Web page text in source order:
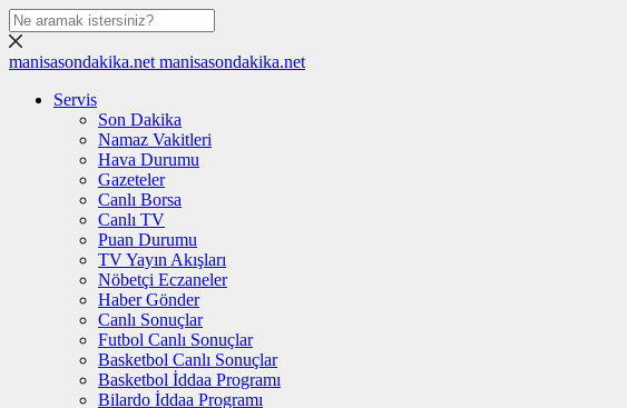
manisasondakika.net manisasondakika.net
Servis
Son Dakika
Namaz Vakitleri
Hava Durumu
Gazeteler
Canlı Borsa
Canlı TV
Puan Durumu
TV Yayın Akışları
Nöbetçi Eczaneler
Haber Gönder
Canlı Sonuçlar
Futbol Canlı Sonuçlar
Basketbol Canlı Sonuçlar
Basketbol İddaa Programı
Bilardo İddaa Programı